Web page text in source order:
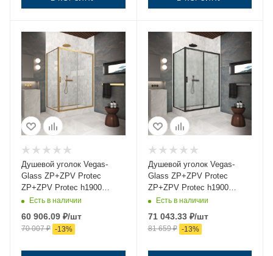
Душевой уголок Vegas-
Glass ZP+ZPV Protec
ZP+ZPV Protec h1900
140*75 03 01 140х75 стекло
прозрачное профиль
золото без поддона
Есть в наличии
60 906.09 ₽/шт
70 007₽ -13%
Душевой уголок Vegas-
Glass ZP+ZPV Protec
ZP+ZPV Protec h1900
140*75 02М 02 140х75
стекло рифленое профиль
черный без поддона
Есть в наличии
71 043.33₽/шт
81 659₽ -13%